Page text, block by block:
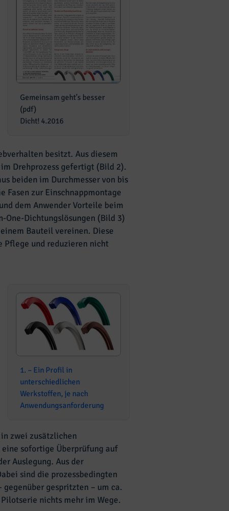
Gemeinsam geht’s besser
(pdf)
Dicht! 4.2016
besitzt. Aus diesem
Drehprozess gefertigt (Bild 2).
beiden im Durchmesser von bis
Fasen zur Einschnappmontage
dem Anwender Vorteile beim
One-Dichtungslösungen (Bild 3)
Bauteil vereinen. Diese
Pflege und reduzieren nicht
1. – Ein Profil in
unterschiedlichen
Werkstoffen, je nach
Anwendungsanforderung
zwei zusätzlichen
sofortige Überprüfung auf
Auslegung. Aus der
sind die prozessbedingten
gespritzten – um ca.
nichts mehr im Wege.